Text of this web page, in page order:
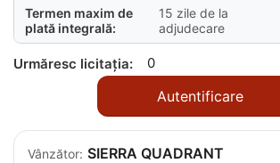
Termen maxim de
plată integrală:
15 zile de la
adjudecare
Urmăresc licitația: 0
Autentificare
Vânzător: SIERRA QUADRANT